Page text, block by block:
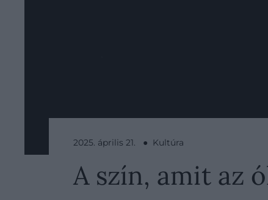
2025. április 21. ● Kultúra
A szín, amit az